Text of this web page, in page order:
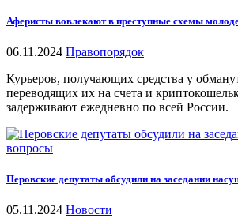
Аферисты вовлекают в преступные схемы
06.11.2024 Правопорядок
Курьеров, получающих средства у
переводящих их на счета и
задерживают ежедневно по всей России.
Перовские депутаты обсудили на заседании
05.11.2024 Новости